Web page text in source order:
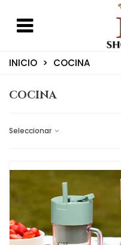
INICIO > COCINA
COCINA
Seleccionar